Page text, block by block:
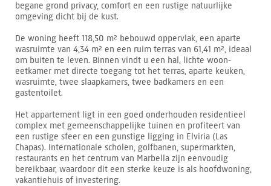
begane grond privacy, comfort en een rustige natuurlijke
omgeving dicht bij de kust.
De woning heeft 118,50 m² bebouwd oppervlak, een aparte
wasruimte van 4,34 m² en een ruim terras van 61,41 m², ideaal
om buiten te leven. Binnen vindt u een hal, lichte woon-
eetkamer met directe toegang tot het terras, aparte keuken,
wasruimte, twee slaapkamers, twee badkamers en een
gastentoilet.
Het appartement ligt in een goed onderhouden residentieel
complex met gemeenschappelijke tuinen en profiteert van
een rustige sfeer en een gunstige ligging in Elviria (Las
Chapas). Internationale scholen, golfbanen, supermarkten,
restaurants en het centrum van Marbella zijn eenvoudig
bereikbaar, waardoor dit een sterke keuze is als hoofdwoning,
vakantiehuis of investering.